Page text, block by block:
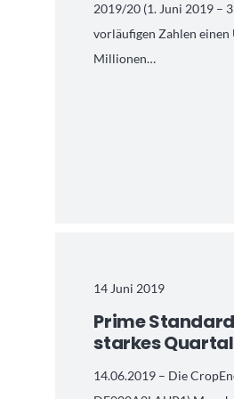
2019/20 (1. Juni 2019 –
vorläufigen Zahlen
Millionen…
14 Juni 2019
Prime
starkes
14.06.2019 – Die